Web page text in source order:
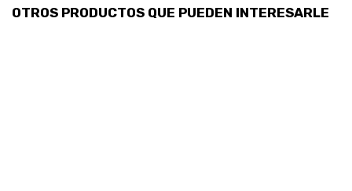
OTROS PRODUCTOS QUE PUEDEN INTERESARLE